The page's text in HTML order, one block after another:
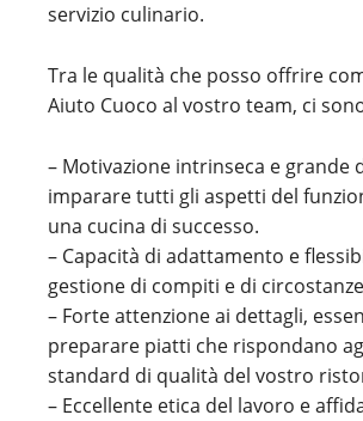
servizio culinario.
Tra le qualità che posso offrire
Aiuto Cuoco al vostro team, ci
– Motivazione intrinseca e grande
imparare tutti gli aspetti del
una cucina di successo.
– Capacità di adattamento e
gestione di compiti e di
– Forte attenzione ai dettagli,
preparare piatti che rispondano
standard di qualità del vostro
– Eccellente etica del lavoro e